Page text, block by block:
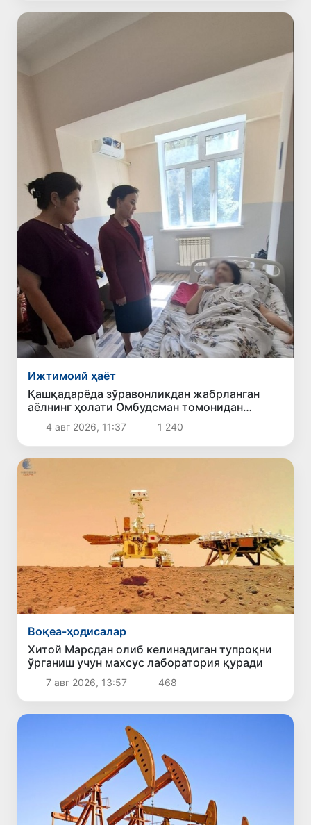
Ижтимоий ҳаёт
Қашқадарёда зўравонликдан жабрланган
аёлнинг ҳолати Омбудсман томонидан
ўрганилди
4 авг 2026, 11:37 1 240
Воқеа-ҳодисалар
Хитой Марсдан олиб келинадиган тупроқни
ўрганиш учун махсус лаборатория қуради
7 авг 2026, 13:57 468